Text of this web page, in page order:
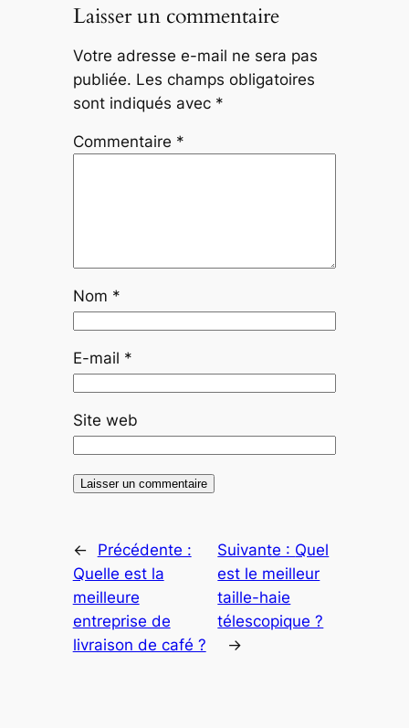
Laisser un commentaire
Votre adresse e-mail ne sera pas
publiée. Les champs obligatoires
sont indiqués avec *
Commentaire *
Nom *
E-mail *
Site web
←
Précédente :
Quelle est la
meilleure
entreprise de
livraison de café ?
Suivante : Quel
est le meilleur
taille-haie
télescopique ?
→